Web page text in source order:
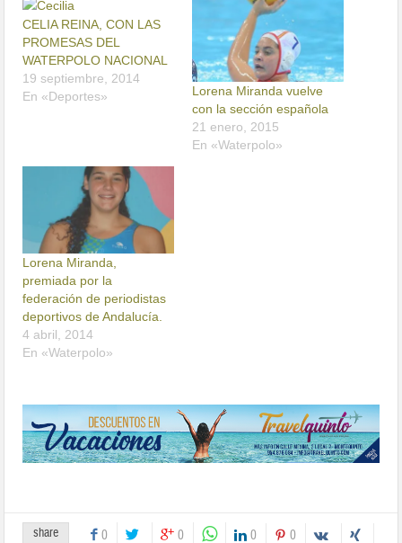
CELIA REINA, CON LAS
PROMESAS DEL
WATERPOLO NACIONAL
19 septiembre, 2014
En «Deportes»
Lorena Miranda vuelve
con la sección española
21 enero, 2015
En «Waterpolo»
Lorena Miranda,
premiada por la
federación de periodistas
deportivos de Andalucía.
4 abril, 2014
En «Waterpolo»